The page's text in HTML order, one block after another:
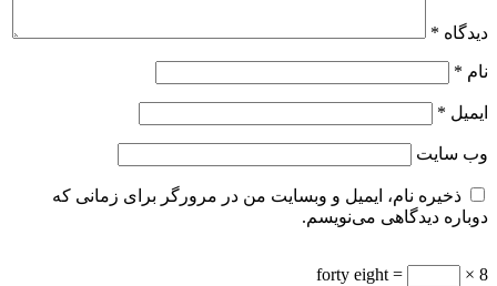
دیدگاه *
نام *
ایمیل *
وب‌ سایت
ذخیره نام، ایمیل و وبسایت من در مرورگر برای زمانی که
دوباره دیدگاهی می‌نویسم.
8 ×
= forty eight